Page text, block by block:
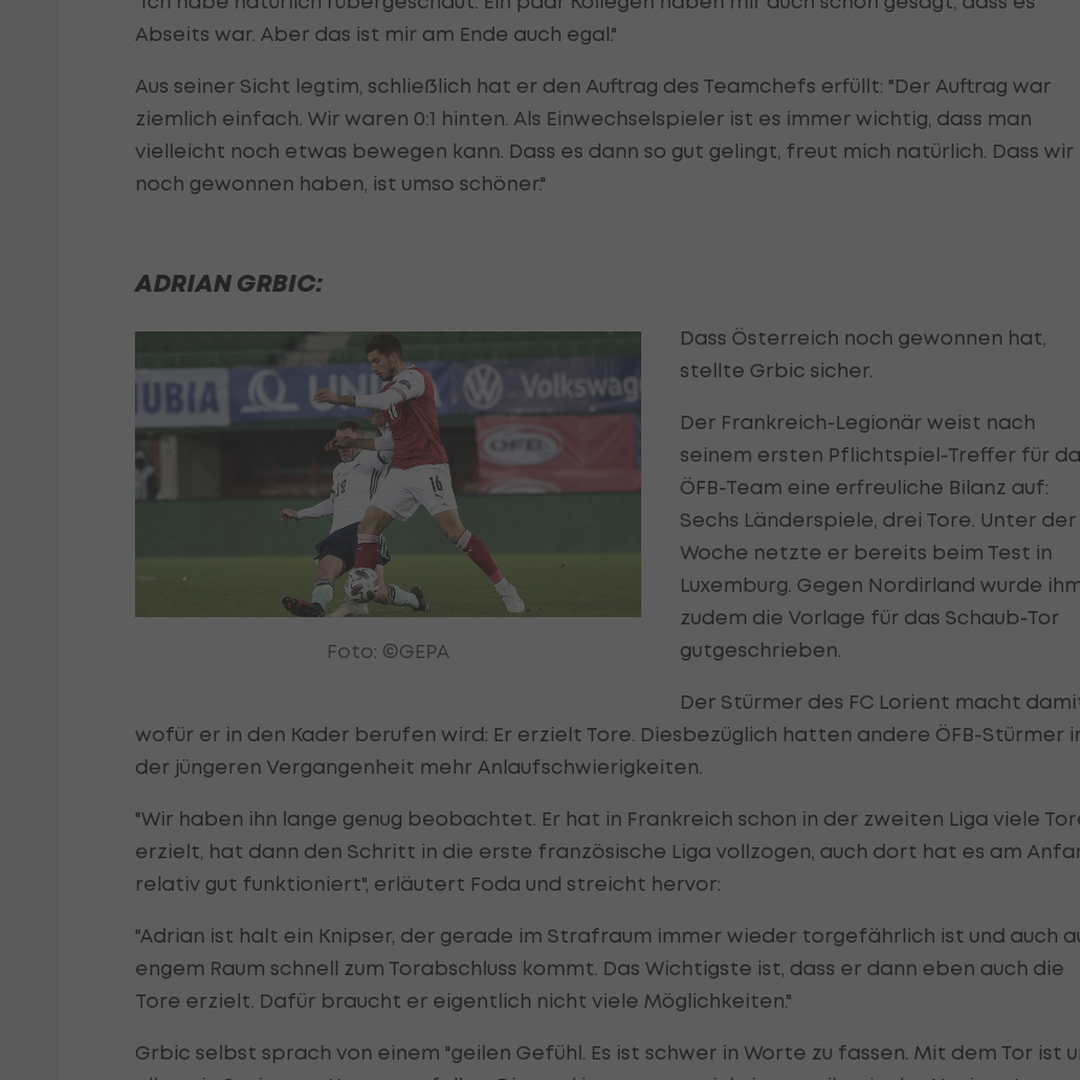
Abseits war. Aber das ist mir am Ende auch egal."
Aus seiner Sicht legtim, schließlich hat er den Auftrag des Teamchefs erfüllt: "Der Auftrag war
ziemlich einfach. Wir waren 0:1 hinten. Als Einwechselspieler ist es immer wichtig, dass man
vielleicht noch etwas bewegen kann. Dass es dann so gut gelingt, freut mich natürlich. Dass wir
noch gewonnen haben, ist umso schöner."
ADRIAN GRBIC:
Foto: ©GEPA
Dass Österreich noch gewonnen hat,
stellte Grbic sicher.
Der Frankreich-Legionär weist nach
seinem ersten Pflichtspiel-Treffer für
ÖFB-Team eine erfreuliche Bilanz auf:
Sechs Länderspiele, drei Tore. Unter der
Woche netzte er bereits beim Test in
Luxemburg. Gegen Nordirland wurde
zudem die Vorlage für das Schaub-Tor
gutgeschrieben.
Der Stürmer des FC Lorient macht
wofür er in den Kader berufen wird: Er erzielt Tore. Diesbezüglich hatten andere ÖFB-Stürmer
der jüngeren Vergangenheit mehr Anlaufschwierigkeiten.
"Wir haben ihn lange genug beobachtet. Er hat in Frankreich schon in der zweiten Liga viele
erzielt, hat dann den Schritt in die erste französische Liga vollzogen, auch dort hat es am
relativ gut funktioniert", erläutert Foda und streicht hervor:
"Adrian ist halt ein Knipser, der gerade im Strafraum immer wieder torgefährlich ist und auch
engem Raum schnell zum Torabschluss kommt. Das Wichtigste ist, dass er dann eben auch die
Tore erzielt. Dafür braucht er eigentlich nicht viele Möglichkeiten."
Grbic selbst sprach von einem "geilen Gefühl. Es ist schwer in Worte zu fassen. Mit dem Tor ist